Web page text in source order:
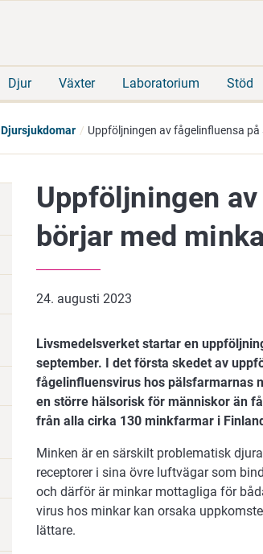
Djur Växter Laboratorium Stöd
Djursjukdomar Uppföljningen av fågelinfluensa
Uppföljningen
börjar med
24. augusti 2023
Livsmedelsverket startar en
september. I det första skedet av
fågelinfluensvirus hos pälsfarmarnas
en större hälsorisk för människor än
från alla cirka 130 minkfarmar i
Minken är en särskilt problematisk
receptorer i sina övre luftvägar som
och därför är minkar mottagliga för
virus hos minkar kan orsaka
lättare.